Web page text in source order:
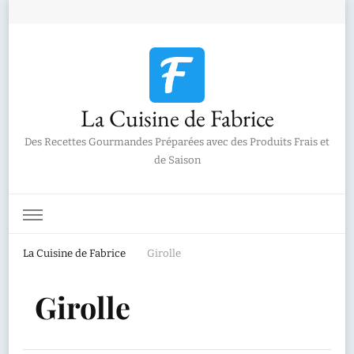
La Cuisine de Fabrice
Des Recettes Gourmandes Préparées avec des Produits Frais et
de Saison
La Cuisine de Fabrice Girolle
Girolle